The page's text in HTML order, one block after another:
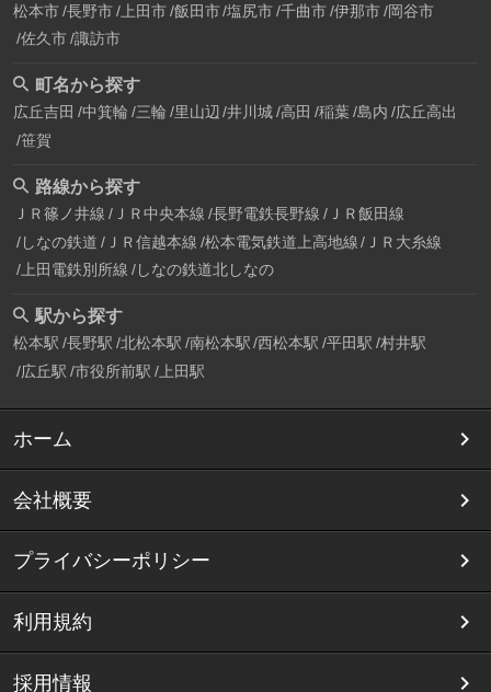
松本市 長野市 上田市 飯田市 塩尻市 千曲市 伊那市 岡谷市
佐久市 諏訪市
町名から探す
広丘吉田 中箕輪 三輪 里山辺 井川城 高田 稲葉 島内 広丘高出
笹賀
路線から探す
ＪＲ篠ノ井線 ＪＲ中央本線 長野電鉄長野線 ＪＲ飯田線
しなの鉄道 ＪＲ信越本線 松本電気鉄道上高地線
ＪＲ大糸線
上田電鉄別所線 しなの鉄道北しなの
駅から探す
松本駅 長野駅 北松本駅 南松本駅 西松本駅 平田駅 村井駅
広丘駅 市役所前駅 上田駅
ホーム
会社概要
プライバシーポリシー
利用規約
採用情報